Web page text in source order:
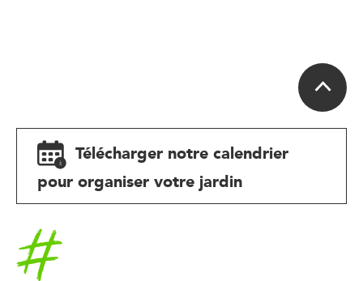
Télécharger notre calendrier
pour organiser votre jardin
Accueil